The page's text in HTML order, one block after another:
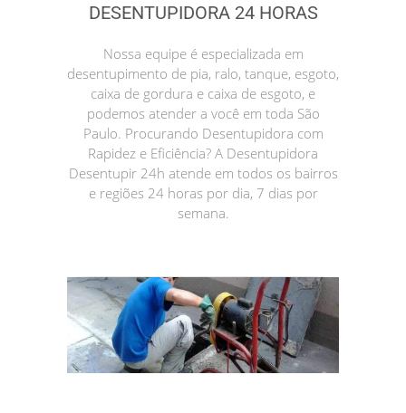
DESENTUPIDORA 24 HORAS
Nossa equipe é especializada em
desentupimento de pia, ralo, tanque, esgoto,
caixa de gordura e caixa de esgoto, e
podemos atender a você em toda São
Paulo. Procurando Desentupidora com
Rapidez e Eficiência? A Desentupidora
Desentupir 24h atende em todos os bairros
e regiões 24 horas por dia, 7 dias por
semana.